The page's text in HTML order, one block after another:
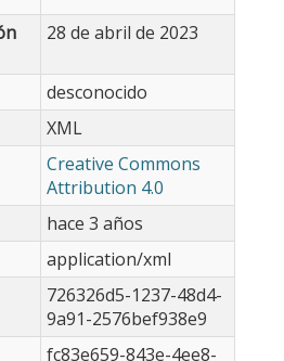
28 de abril de 2023
desconocido
XML
Creative Commons
Attribution 4.0
hace 3 años
application/xml
726326d5-1237-48d4-
9a91-2576bef938e9
fc83e659-843e-4ee8-